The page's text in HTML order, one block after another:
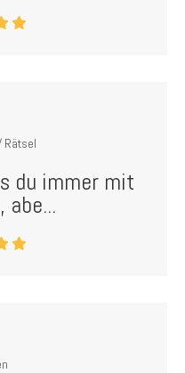
Rätsel
du immer mit